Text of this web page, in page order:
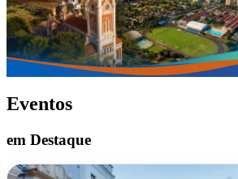
Eventos
em Destaque